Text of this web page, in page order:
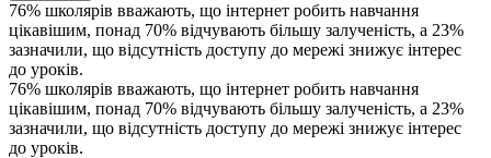
76% школярів вважають, що інтернет робить навчання
цікавішим, понад 70% відчувають більшу залученість, а 23%
зазначили, що відсутність доступу до мережі знижує інтерес
до уроків.
76% школярів вважають, що інтернет робить навчання
цікавішим, понад 70% відчувають більшу залученість, а 23%
зазначили, що відсутність доступу до мережі знижує інтерес
до уроків.